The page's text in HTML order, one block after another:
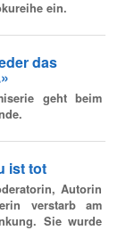
ein.
das
geht beim
ist tot
Autorin
verstarb am
Sie wurde